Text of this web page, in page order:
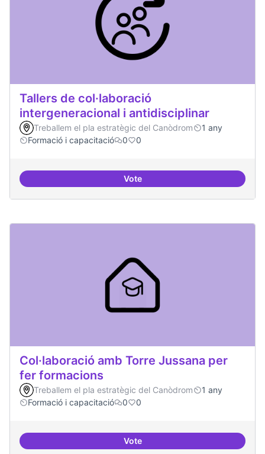
Tallers de col·laboració
intergeneracional i antidisciplinar
Treballem el pla estratègic del Canòdrom
1 any
Formació i capacitació
0 0
VoteTallers de col·laboració
Col·laboració amb Torre Jussana per
fer formacions
Treballem el pla estratègic del Canòdrom
1 any
Formació i capacitació
0 0
VoteCol·laboració amb Torre